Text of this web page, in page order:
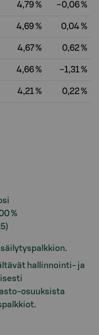
4,79 % −0,06 %
4,69 % 0,04 %
4,67 % 0,62 %
4,66 % −1,31 %
4,21 % 0,22 %
%
hallinnointi- ja
osuuksista